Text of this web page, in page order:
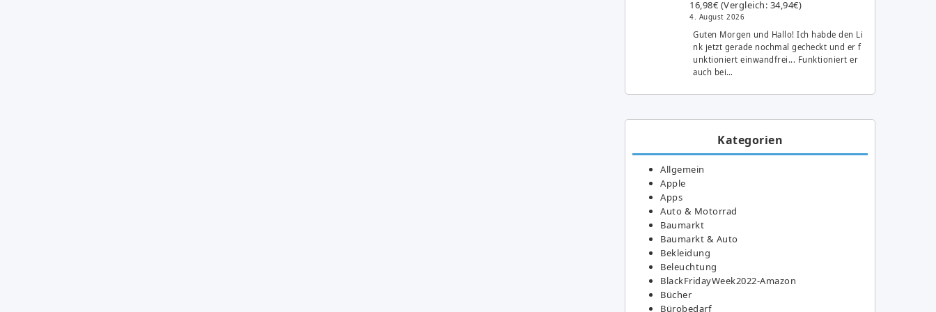
16,98€ (Vergleich: 34,94€)
4. August 2026
Guten Morgen und Hallo! Ich habde den Li
nk jetzt gerade nochmal gecheckt und er f
unktioniert einwandfrei... Funktioniert er
auch bei…
Kategorien
Allgemein
Apple
Apps
Auto & Motorrad
Baumarkt
Baumarkt & Auto
Bekleidung
Beleuchtung
BlackFridayWeek2022-Amazon
Bücher
Bürobedarf